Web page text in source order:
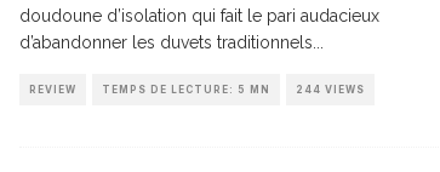
doudoune d’isolation qui fait le pari audacieux
d’abandonner les duvets traditionnels
REVIEW TEMPS DE LECTURE: 5 MN 244 VIEWS